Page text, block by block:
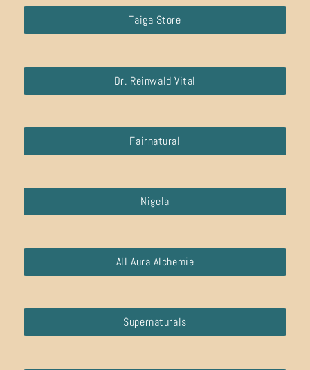
Taiga Store
Dr. Reinwald Vital
Fairnatural
Nigela
All Aura Alchemie
Supernaturals